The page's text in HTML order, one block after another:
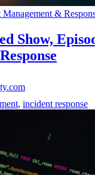
&
Show,
, incident response